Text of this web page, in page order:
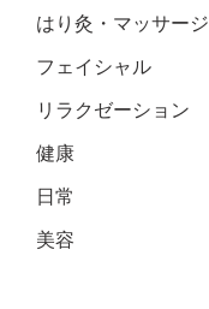
はり灸・マッサージ
フェイシャル
リラクゼーション
健康
日常
美容